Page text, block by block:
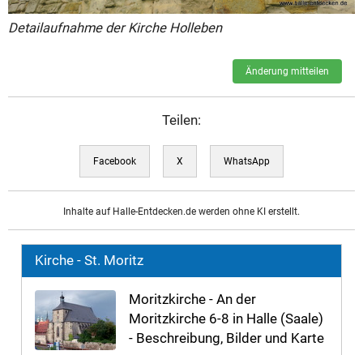
Detailaufnahme der Kirche Holleben
Änderung mitteilen
Teilen:
Facebook X WhatsApp
Inhalte auf Halle-Entdecken.de werden ohne KI erstellt.
Kirche - St. Moritz
Moritzkirche - An der
Moritzkirche 6-8 in Halle (Saale)
- Beschreibung, Bilder und Karte